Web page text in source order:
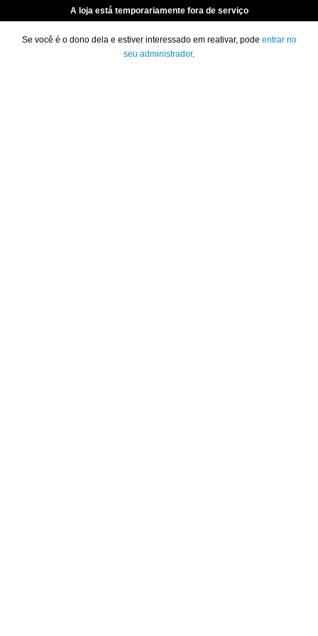
A loja está temporariamente fora de serviço
Se você é o dono dela e estiver interessado em reativar, pode entrar no
seu administrador.